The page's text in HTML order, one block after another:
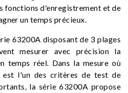
fonctions d'enregistrement et de
un temps précieux.
63200A disposant de 3 plages
mesurer avec précision la
temps réel. Dans la mesure où
est l'un des critères de test de
la série 63200A propose